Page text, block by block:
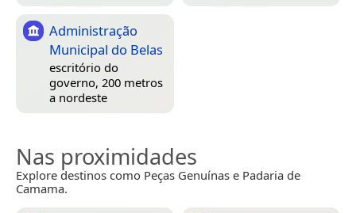
Administração
Municipal do Belas
escritório do
governo, 200 metros
a nordeste
Nas proximidades
Explore destinos como Peças Genuínas e Padaria de
Camama.